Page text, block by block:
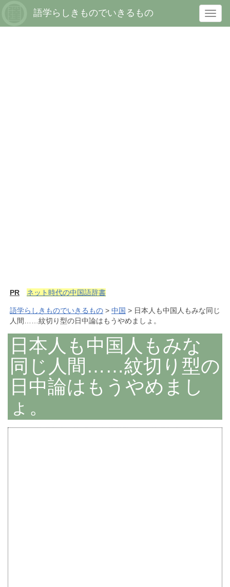
T
o
語学らしきものでいきるもの
PR ネット時代の中国語辞書
語学らしきものでいきるもの > 中国 > 日本人も中国人もみな同じ
人間……紋切り型の日中論はもうやめましょ。
日本人も中国人もみな
同じ人間……紋切り型の
日中論はもうやめまし
ょ。